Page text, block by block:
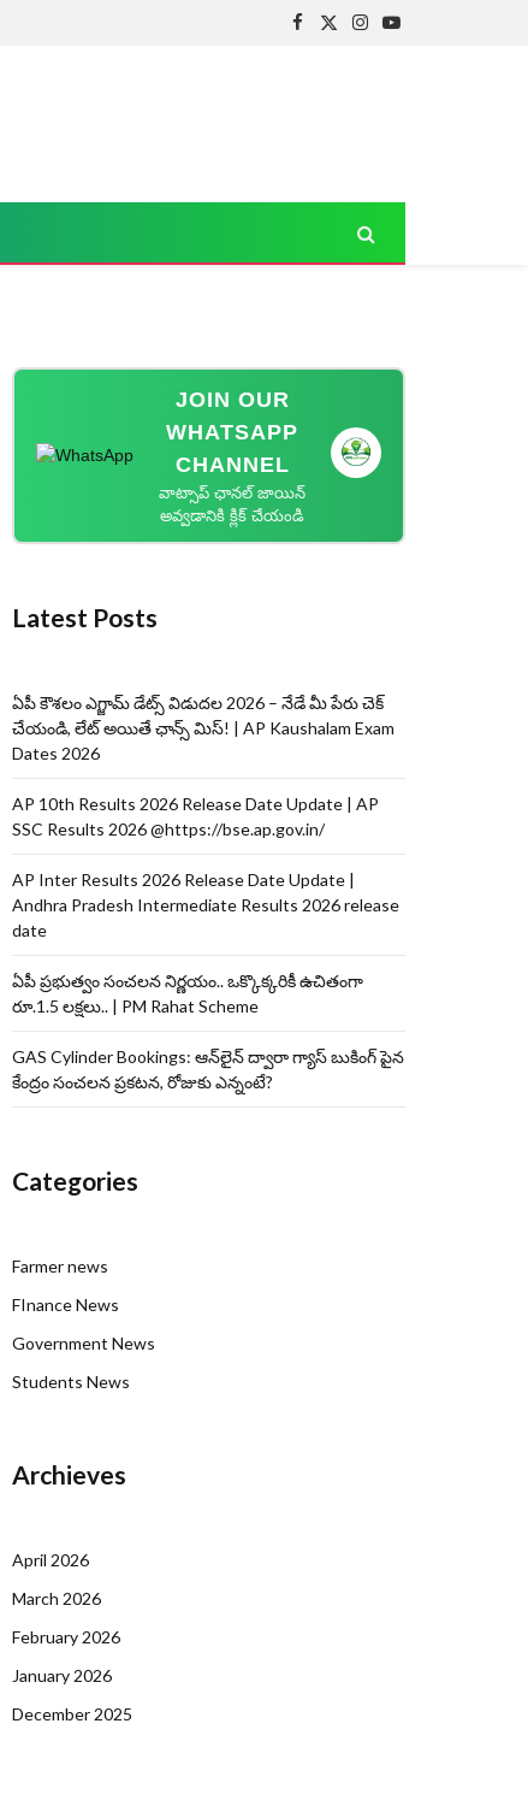
Facebook
X
Instagram
YouTube
JOIN OUR
WHATSAPP
CHANNEL
వాట్సాప్ ఛానల్ జాయిన్
అవ్వడానికి క్లిక్ చేయండి
Latest Posts
ఏపీ కౌశలం ఎగ్జామ్ డేట్స్ విడుదల 2026 – నేడే మీ పేరు చెక్
చేయండి, లేట్ అయితే ఛాన్స్ మిస్! | AP Kaushalam Exam
Dates 2026
AP 10th Results 2026 Release Date Update | AP
SSC Results 2026 @https://bse.ap.gov.in/
AP Inter Results 2026 Release Date Update |
Andhra Pradesh Intermediate Results 2026 release
date
ఏపీ ప్రభుత్వం సంచలన నిర్ణయం.. ఒక్కొక్కరికీ ఉచితంగా
రూ.1.5 లక్షలు.. | PM Rahat Scheme
GAS Cylinder Bookings: ఆన్‌లైన్‌ ద్వారా గ్యాస్ బుకింగ్ పైన
కేంద్రం సంచలన ప్రకటన, రోజుకు ఎన్నంటే?
Categories
Farmer news
FInance News
Government News
Students News
Archieves
April 2026
March 2026
February 2026
January 2026
December 2025